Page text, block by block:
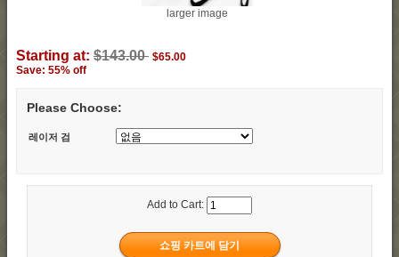
larger image
Starting at: $143.00 $65.00
Save: 55% off
Please Choose:
레이저 검
Add to Cart: